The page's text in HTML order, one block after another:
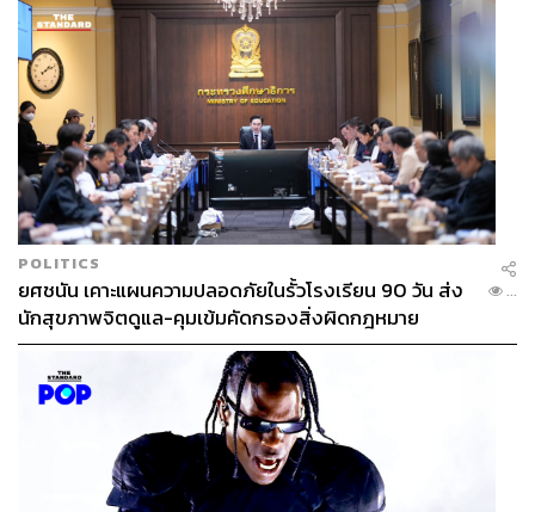
POLITICS
ยศชนัน เคาะแผนความปลอดภัยในรั้วโรงเรียน 90 วัน ส่ง
นักสุขภาพจิตดูแล-คุมเข้มคัดกรองสิ่งผิดกฎหมาย
...